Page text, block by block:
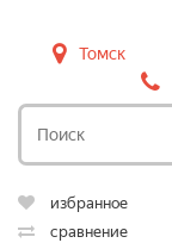
Томск
избранное
сравнение